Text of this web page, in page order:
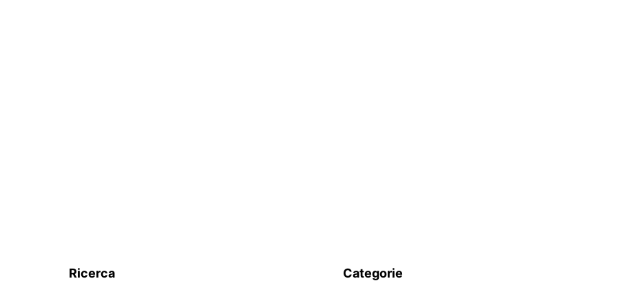
Ricerca Categorie